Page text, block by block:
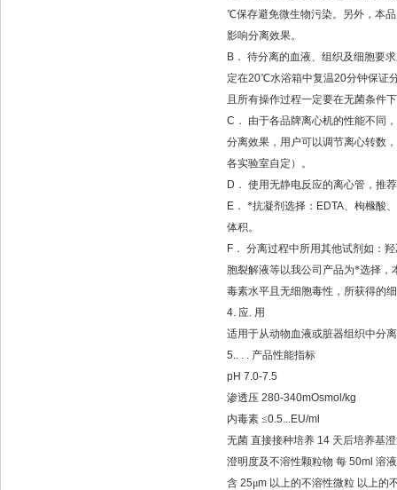
℃保存避免微生物污染。另外，本
影响分离效果。
B ． 待分离的血液、组织及细胞要
定在20℃水浴箱中复温20分钟保证
且所有操作过程一定要在无菌条件
C ．
由于各品牌离心机的性能不同
分离效果，用户可以调节离心转数
各实验室自定）。
D ． 使用无静电反应的离心管，推
E ． *抗凝剂选择： EDTA、枸橼酸
体积。
F ． 分离过程中所用其他试剂如：
胞裂解液等以我公司产品为*选择
毒素水平且无细胞毒性，所获得的
4. 应. 用
适用于从动物血液或脏器组织中分
5.. . . 产品性能指标
pH 7.0-7.5
渗透压 280-340mOsmol/kg
内毒素 ≤0.5...EU/ml
无菌 直接接种培养 14 天后培养基
澄明度及不溶性颗粒物 每 50ml 溶
含 25μm 以上的不溶性微粒 以上的